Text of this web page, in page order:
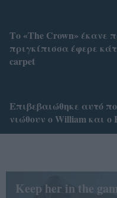
Το «The Crown» έκανε
πριγκίπισσα έφερε
carpet
Επιβεβαιώθηκε αυτό
νιώθουν ο William και ο
Keep her in the